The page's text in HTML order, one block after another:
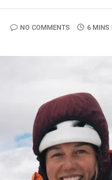
NO COMMENTS 6 MINS